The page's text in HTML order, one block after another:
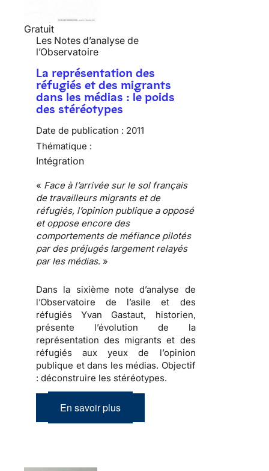
Gratuit
Les Notes d’analyse de
l’Observatoire
La représentation des
réfugiés et des migrants
dans les médias : le poids
des stéréotypes
Date de publication : 2011
Thématique :
Intégration
« Face à l’arrivée sur le sol français
de travailleurs migrants et de
réfugiés, l’opinion publique a opposé
et oppose encore des
comportements de méfiancepilotés
par des préjugéslargement relayés
par les médias. »
Dans la sixième note d’analyse de
l’Observatoire de l’asile et des
réfugiés Yvan Gastaut, historien,
présente l’évolution de la
représentation des migrants et des
réfugiés aux yeux de l’opinion
publique et dans les médias. Objectif
: déconstruire les stéréotypes.
En savoir plus